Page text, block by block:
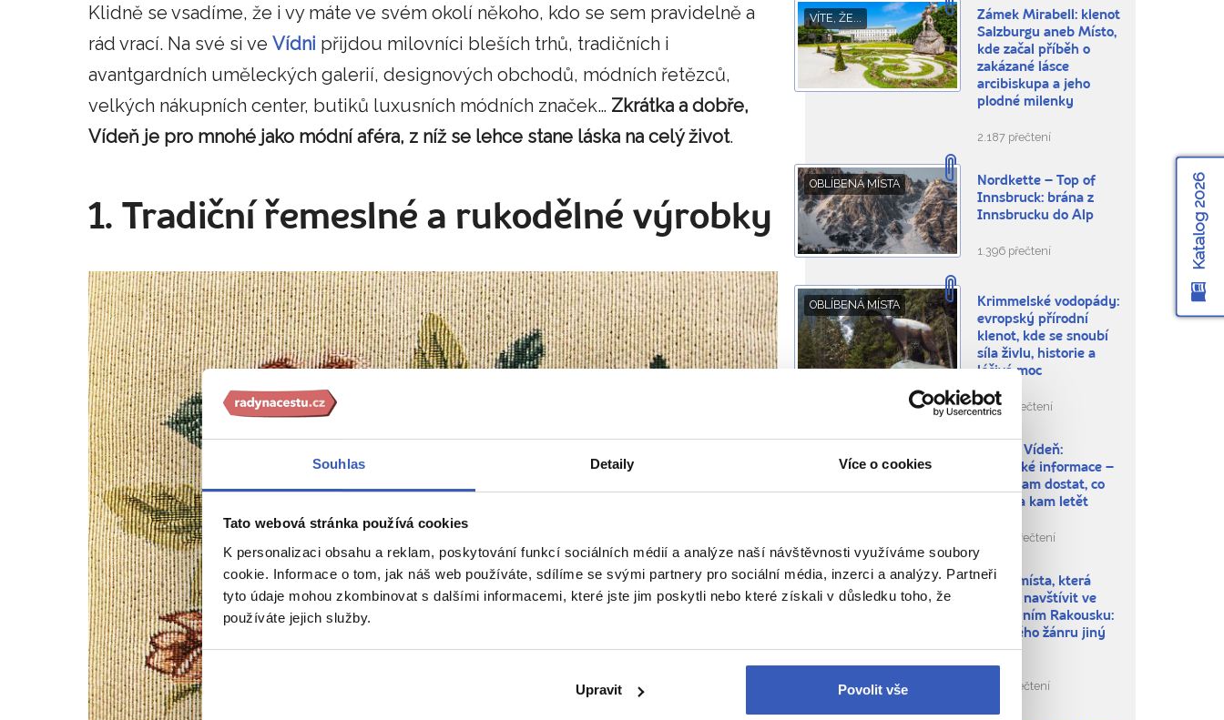
Souhlas Detaily Více o cookies
Tato webová stránka používá cookies
K personalizaci obsahu a reklam, poskytování funkcí sociálních médií a analýze naší návštěvnosti využíváme soubory
cookie. Informace o tom, jak náš web používáte, sdílíme se svými partnery pro sociální média, inzerci a analýzy. Partneři
tyto údaje mohou zkombinovat s dalšími informacemi, které jste jim poskytli nebo které získali v důsledku toho, že
používáte jejich služby.
Upravit Povolit vše
Klidně se vsadíme, že i vy máte ve svém okolí někoho, kdo se sem pravidelně a
rád vrací. Na své si ve Vídni přijdou milovníci bleších trhů, tradičních i
avantgardních uměleckých galerií, designových obchodů, módních řetězců,
velkých nákupních center, butiků luxusních módních značek… Zkrátka a dobře,
Vídeň je pro mnohé jako módní aféra, z níž se lehce stane láska na celý život.
1. Tradiční řemeslné a rukodělné výrobky
VÍTE, ŽE...
Zámek Mirabell: klenot
Salzburgu aneb Místo,
kde začal příběh o
zakázané lásce
arcibiskupa a jeho
plodné milenky
2.187 přečtení
OBLÍBENÁ MÍSTA
Nordkette – Top of
Innsbruck: brána z
Innsbrucku do Alp
1.396 přečtení
OBLÍBENÁ MÍSTA
Krimmelské vodopády:
evropský přírodní
klenot, kde se snoubí
síla živlu, historie a
léčivá moc
6.730 přečtení
Letiště Vídeň:
praktické informace –
jak se tam dostat, co
nabízí a kam letět
52.913 přečtení
INSPIRACE
TOP 3 místa, která
musíte navštívit ve
východním Rakousku:
z každého žánru jiný
příběh
5.346 přečtení
Katalog 2026